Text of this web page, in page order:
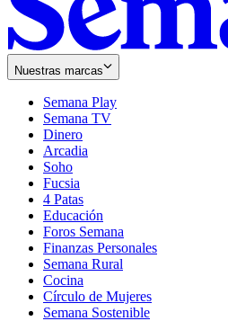
Nuestras marcas
Semana Play
Semana TV
Dinero
Arcadia
Soho
in
new
window
Fucsia
in
new
window
4 Patas
Educación
Foros Semana
Finanzas Personales
Semana Rural
Cocina
Círculo de Mujeres
Semana Sostenible